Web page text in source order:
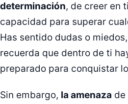
determinación, de creer en
capacidad para superar
Has sentido dudas o
recuerda que dentro de ti
preparado para conquistar
Sin embargo, la amenaza de